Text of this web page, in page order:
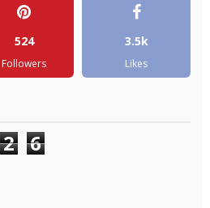
524
Followers
3.5k
Likes
2 6